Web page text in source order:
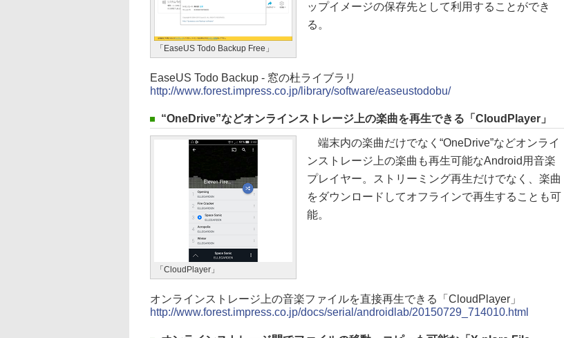
「EaseUS Todo Backup Free」
ップイメージの保存先として利用することができ
る。
EaseUS Todo Backup - 窓の杜ライブラリ
http://www.forest.impress.co.jp/library/software/easeustodobu/
“OneDrive”などオンラインストレージ上の楽曲を再生できる「CloudPlayer」
「CloudPlayer」
端末内の楽曲だけでなく“OneDrive”などオンライ
ンストレージ上の楽曲も再生可能なAndroid用音楽
プレイヤー。ストリーミング再生だけでなく、楽曲
をダウンロードしてオフラインで再生することも可
能。
オンラインストレージ上の音楽ファイルを直接再生できる「CloudPlayer」
http://www.forest.impress.co.jp/docs/serial/androidlab/20150729_714010.html